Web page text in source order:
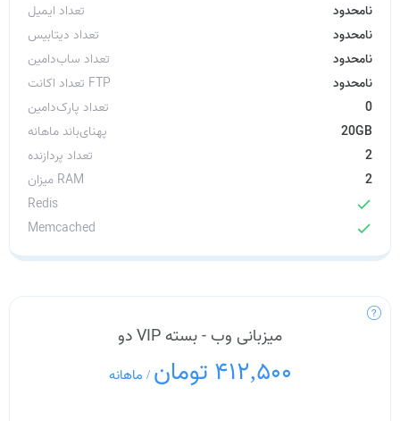
تعداد ایمیل
نامحدود
تعداد دیتابیس
نامحدود
تعداد ساب‌دامین
نامحدود
تعداد اکانت FTP
نامحدود
تعداد پارک‌دامین
0
پهنای‌باند ماهانه
20GB
تعداد پردازنده
2
میزان RAM
2
Redis
check
Memcached check
میزبانی وب - بسته VIP دو
412,500 تومان / ماهانه